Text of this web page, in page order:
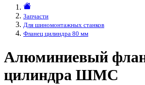
Запчасти
Для шиномонтажных станков
Фланец цилиндра 80 мм
Алюминиевый
цилиндра ШМС